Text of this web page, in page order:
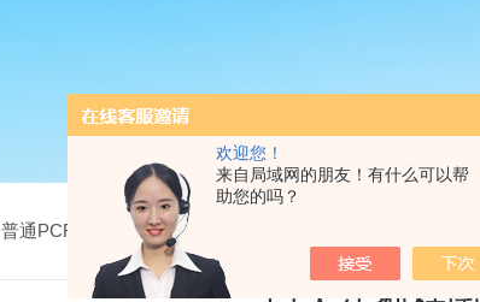
欢迎您！
来自局域网的朋友！有什么可以帮
助您的吗？
普通PCR检测试剂盒> 1572200巨大芽孢杆菌探针法qPCR